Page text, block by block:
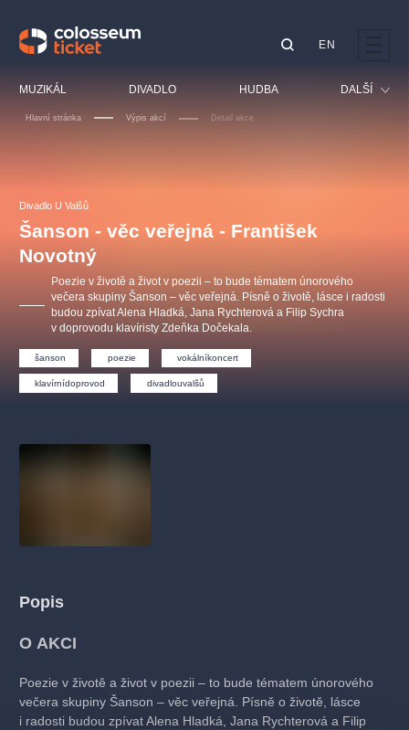
MUZIKÁL DIVADLO HUDBA DALŠÍ
Prohlídky
Ostatní
EN
Hlavní stránka Výpis akcí Detail akce
Divadlo U Valšů
Šanson - věc veřejná - František
Novotný
Poezie v životě a život v poezii – to bude tématem únorového
večera skupiny Šanson – věc veřejná. Písně o životě, lásce i radosti
budou zpívat Alena Hladká, Jana Rychterová a Filip Sychra
v doprovodu klavíristy Zdeňka Dočekala.
šanson poezie vokálníkoncert
klavírnídoprovod divadlouvalšů
Popis
O AKCI
Poezie v životě a život v poezii – to bude tématem únorového
večera skupiny Šanson – věc veřejná. Písně o životě, lásce
i radosti budou zpívat Alena Hladká, Jana Rychterová a Filip
OBYČEJNÁ HOLKA
Agentura 44, s.r.o.
s.r.o.
Ostatní hledají
Nejnavštěvovanější
filmováhudba státníopera